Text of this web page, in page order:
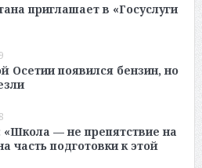
приглашает в «Госуслуги
Осетии появился бензин, но
— не препятствие на
часть подготовки к этой